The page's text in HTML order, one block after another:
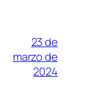
23 de
marzo de
2024